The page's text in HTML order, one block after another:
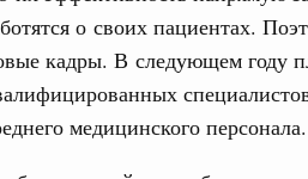
о своих пациентах.
кадры. В следующем году
медицинского персонала.
политика
Сергей Кравцов и
Гуров
«Кольцо открытий»